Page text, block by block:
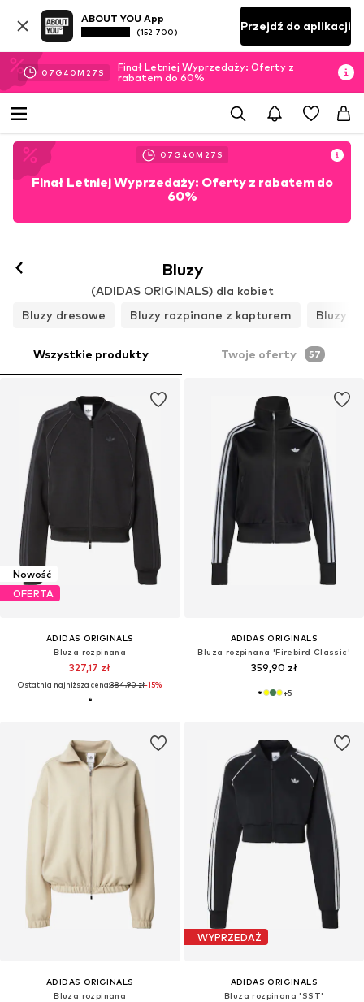
ABOUT YOU App
(152 700) Przejdź do aplikacji
07 G 40M 25 S
Finał Letniej Wyprzedaży: Oferty z
rabatem do 60%
07 G 40M 25 S
Finał Letniej Wyprzedaży: Oferty z rabatem do
60%
Bluzy
(ADIDAS ORIGINALS) dla kobiet
Bluzy dresowe
Bluzy rozpinane z kapturem Bluzy z
Wszystkie produkty Twoje oferty 57
Nowość
OFERTA
ADIDAS ORIGINALS
Bluza rozpinana
327,17 zł
Ostatnia najniższa cena:384,90 zł-15%
ADIDAS ORIGINALS
Bluza rozpinana 'Firebird Classic'
359,90 zł
+5
ADIDAS ORIGINALS
Bluza rozpinana
WYPRZEDAŻ
ADIDAS ORIGINALS
Bluza rozpinana 'SST'